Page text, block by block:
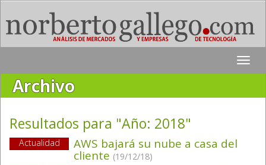
Toggle
Archivo
Resultados para "Año: 2018"
Actualidad AWS bajará su nube a casa del
cliente (19/12/18)